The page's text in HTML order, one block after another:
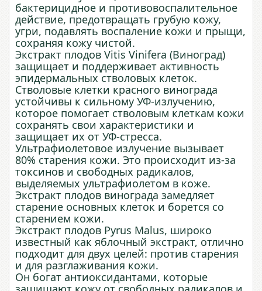
бактерицидное и противовоспалительное
действие, предотвращать грубую кожу,
угри, подавлять воспаление кожи и прыщи,
сохраняя кожу чистой.
Экстракт плодов Vitis Vinifera (Виноград)
защищает и поддерживает активность
эпидермальных стволовых клеток.
Стволовые клетки красного винограда
устойчивы к сильному УФ-излучению,
которое помогает стволовым клеткам кожи
сохранять свои характеристики и
защищает их от УФ-стресса.
Ультрафиолетовое излучение вызывает
80% старения кожи. Это происходит из-за
токсинов и свободных радикалов,
выделяемых ультрафиолетом в коже.
Экстракт плодов винограда замедляет
старение основных клеток и борется со
старением кожи.
Экстракт плодов Pyrus Malus, широко
известный как яблочный экстракт, отлично
подходит для двух целей: против старения
и для разглаживания кожи.
Он богат антиоксидантами, которые